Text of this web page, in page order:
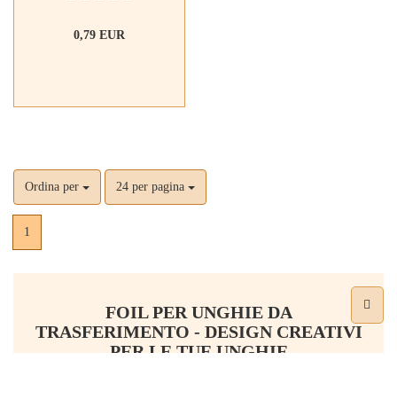
0,79 EUR
Ordina per 24 per pagina
1
FOIL PER UNGHIE DA
TRASFERIMENTO - DESIGN CREATIVI
PER LE TUE UNGHIE